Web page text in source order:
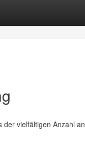
vielfältigen Anzahl an